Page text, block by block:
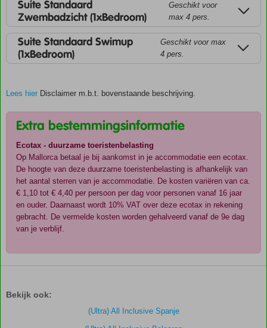
Suite Standaard
Zwembadzicht (1xBedroom)
Geschikt voor
max 4 pers.
Suite Standaard Swimup
(1xBedroom)
Geschikt voor max
4 pers.
Lees hier Disclaimer m.b.t. bovenstaande beschrijving.
Extra bestemmingsinformatie
Ecotax - duurzame toeristenbelasting
Op Mallorca betaal je bij aankomst in je accommodatie een ecotax.
De hoogte van deze duurzame toeristenbelasting is afhankelijk van
het aantal sterren van je accommodatie. De kosten variëren van ca.
€ 1,10 tot € 4,40 per persoon per dag voor personen vanaf 16 jaar
en ouder. Daarnaast wordt 10% VAT over deze ecotax in rekening
gebracht. De vermelde kosten worden gehalveerd vanaf de 9e dag
van je verblijf.
door
Bekijk ook:
(Ultra) All Inclusive Spanje